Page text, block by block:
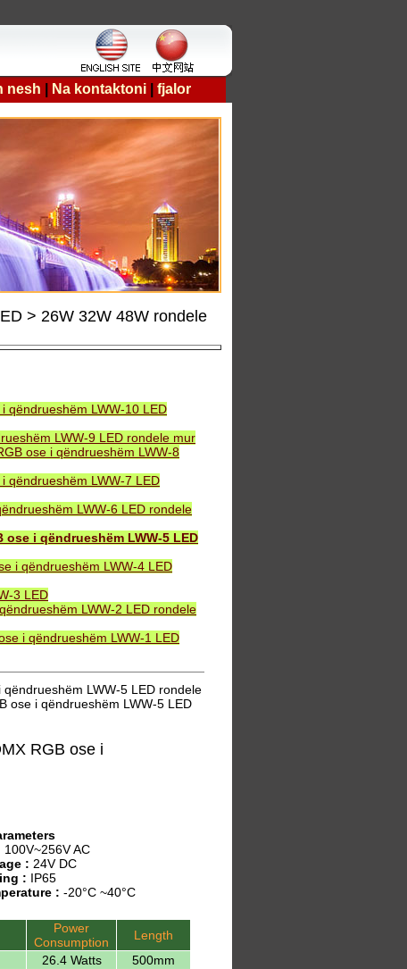
nesh Na kontaktoni fjalor
> 26W 32W 48W rondele
qëndrueshëm LWW-10 LED
LWW-9 LED rondele mur
ose i qëndrueshëm LWW-8
qëndrueshëm LWW-7 LED
LWW-6 LED rondele
ose i qëndrueshëm LWW-5 LED
i qëndrueshëm LWW-4 LED
3 LED
LWW-2 LED rondele
i qëndrueshëm LWW-1 LED
LWW-5 LED rondele
ose i qëndrueshëm LWW-5 LED
RGB ose i
100V~256V AC
: 24V DC
: IP65
: -20°C ~40°C
Power
Consumption
Length
26.4 Watts
500mm